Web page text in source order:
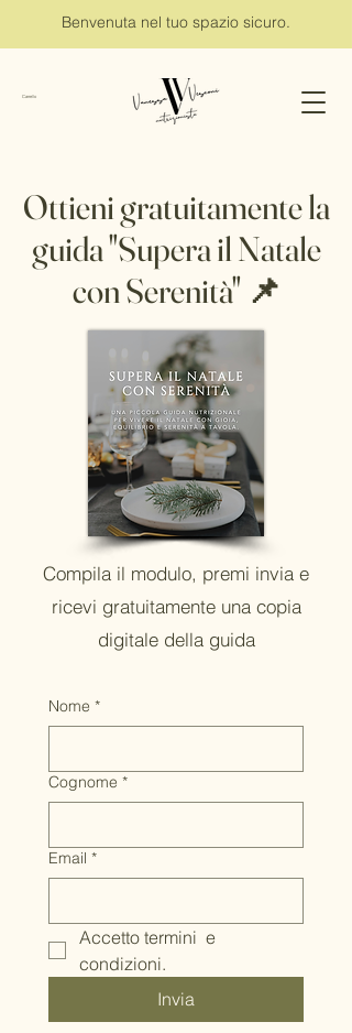
Benvenuta nel tuo spazio sicuro.
Carrello
Ottieni gratuitamente la
guida "Supera il Natale
con Serenità" 📌
Compila il modulo, premi invia e
ricevi gratuitamente una copia
digitale della guida
Nome *
Cognome *
Email *
Accetto termini  e
condizioni.
Invia